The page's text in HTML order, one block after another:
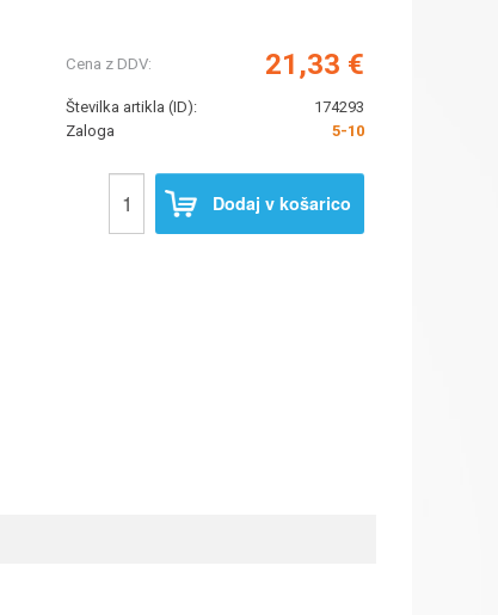
Cena z DDV: 21,33 €
Številka artikla (ID):
174293
Zaloga
5-10
Dodaj v košarico